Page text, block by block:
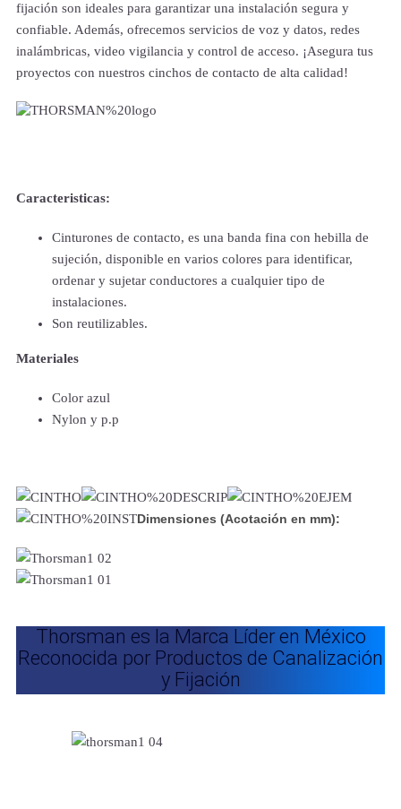
fijación son ideales para garantizar una instalación segura y
confiable. Además, ofrecemos servicios de voz y datos, redes
inalámbricas, video vigilancia y control de acceso. ¡Asegura tus
proyectos con nuestros cinchos de contacto de alta calidad!
Caracteristicas:
Cinturones de contacto, es una banda fina con hebilla de
sujeción, disponible en varios colores para identificar,
ordenar y sujetar conductores a cualquier tipo de
instalaciones.
Son reutilizables.
Materiales
Color azul
Nylon y p.p
Dimensiones (Acotación en mm):
Thorsman es la Marca Líder en México
Reconocida por Productos de Canalización
y Fijación